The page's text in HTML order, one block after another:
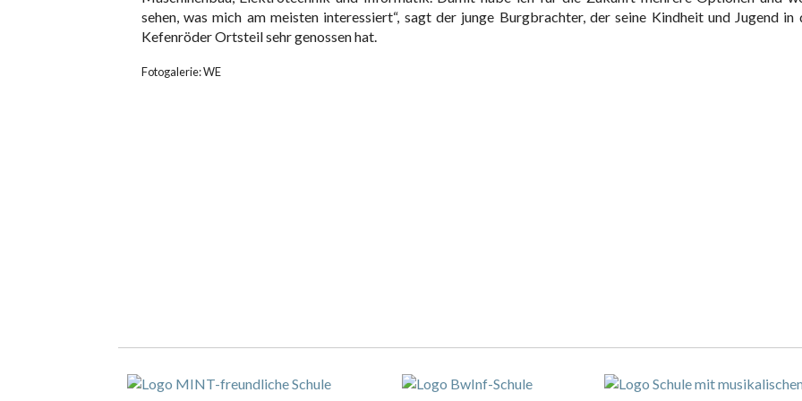
sehen, was mich am meisten interessiert“, sagt der junge Burgbrachter, der seine Kindheit und Jugend in
Kefenröder Ortsteil sehr genossen hat.
Fotogalerie: WE